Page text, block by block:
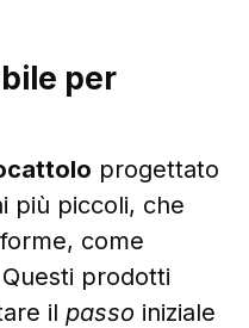
per
progettato
più piccoli, che
come
prodotti
ilpasso iniziale